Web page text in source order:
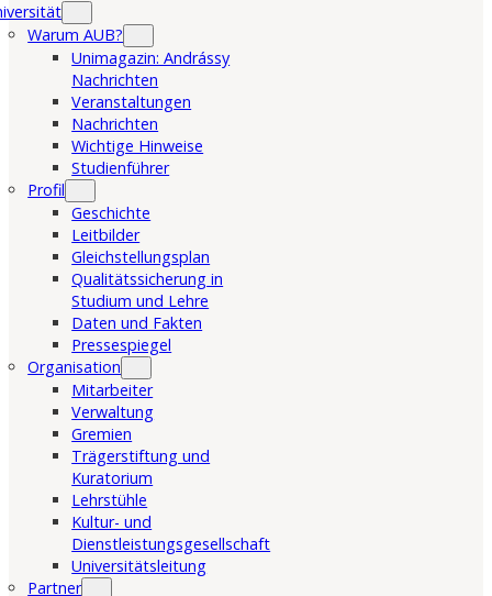
Warum AUB?
Unimagazin: Andrássy
Nachrichten
Veranstaltungen
Nachrichten
Wichtige Hinweise
Studienführer
Profil
Geschichte
Leitbilder
Gleichstellungsplan
Qualitätssicherung in
Studium und Lehre
Daten und Fakten
Pressespiegel
Organisation
Mitarbeiter
Verwaltung
Gremien
Trägerstiftung und
Kuratorium
Lehrstühle
Kultur- und
Dienstleistungsgesellschaft
Universitätsleitung
Partner